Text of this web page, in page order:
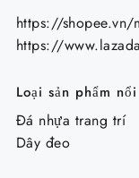
https://shopee.vn/
https://
Loại sản phẩm
Đá nhựa trang trí
Dây đeo